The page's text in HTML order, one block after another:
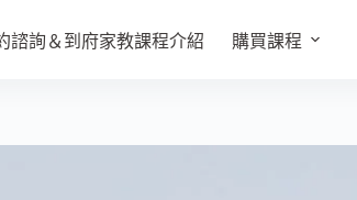
選擇規格
諮詢＆到府家教課程介紹 購買課程